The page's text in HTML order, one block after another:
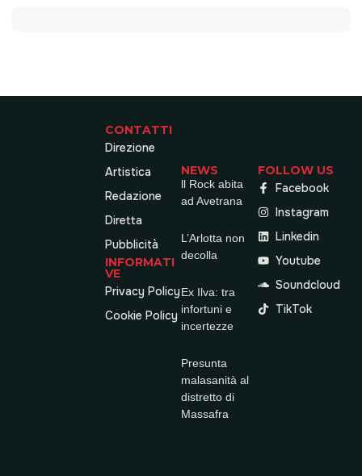
CONTATTI
Direzione
Artistica
Redazione
Diretta
Pubblicità
INFORMATI
VE
Privacy Policy
Cookie Policy
NEWS
ll Rock abita
ad Avetrana
L’Arlotta non
decolla
Ex Ilva: tra
infortuni e
incertezze
Presunta
malasanità al
distretto di
Massafra
FOLLOW US
Facebook
Instagram
Linkedin
Youtube
Soundcloud
TikTok